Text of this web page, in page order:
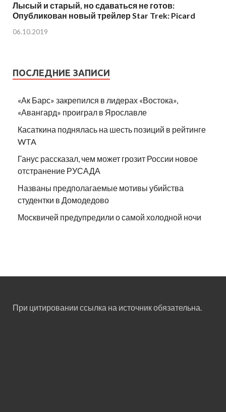
Лысый и старый, но сдаваться не готов:
Опубликован новый трейлер Star Trek: Picard
06.10.2019
ПОСЛЕДНИЕ ЗАПИСИ
«Ак Барс» закрепился в лидерах «Востока»,
«Авангард» проиграл в Ярославле
Касаткина поднялась на шесть позиций в рейтинге
WTA
Ганус рассказал, чем может грозит России новое
отстранение РУСАДА
Названы предполагаемые мотивы убийства
студентки в Домодедово
Москвичей предупредили о самой холодной ночи
При цитировании ссылка на источник обязательна.